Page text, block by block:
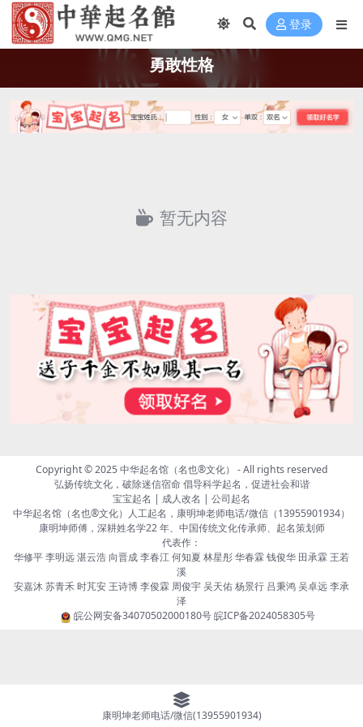
登录
勇敢性格
暂无内容
Copyright © 2025中华起名馆（名也®文化） - All rights reserved
弘扬传统文化，破除迷信宿命 倡导科学起名，促进社会和谐
宝宝起名 | 成人改名 | 公司起名
中华起名馆（名也®文化）人工起名，康明坤老师电话/微信（13955901934）
康明坤师傅，深耕姓名学22 年、中国传统文化传承师、起名策划师
代表作：
华修平 李明远 湛云浩 向晋成 李春江 何知夏 林星彤 华春霖 钱俊华 田承霖 王若
溪
安嘉沐 苏青禾 时芃安 王诗博 李俊霖 周俊宇 吴天佑 杨景行 吕秉鸿 吴卓远 李承
泽
皖公网安备34070502000180号皖ICP备2024058305号
康明坤老师电话/微信(13955901934)